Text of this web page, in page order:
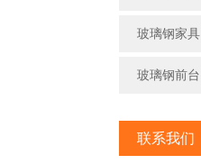
玻璃钢家具
玻璃钢前台
联系我们